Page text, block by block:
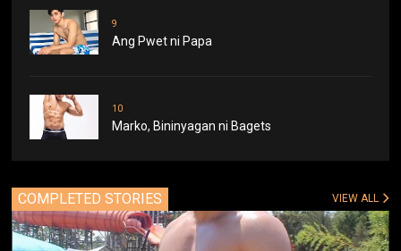
9
Ang Pwet ni Papa
10
Marko, Bininyagan ni Bagets
COMPLETED STORIES VIEW ALL